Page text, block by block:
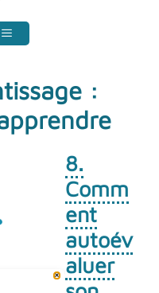
:
8.
Comm
ent
autoév
aluer